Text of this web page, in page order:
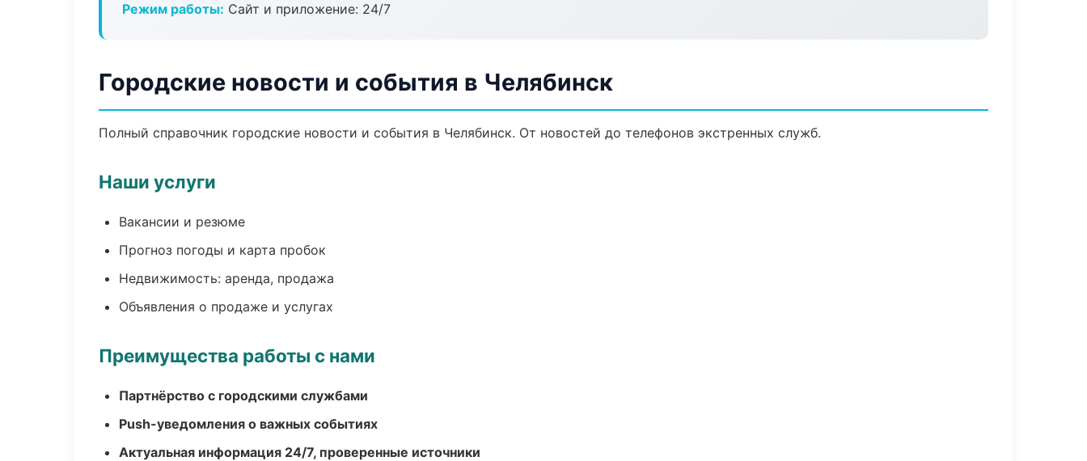
Режим работы: Сайт и приложение: 24/7
Городские новости и события в Челябинск
Полный справочник городские новости и события в Челябинск. От новостей до телефонов экстренных служб.
Наши услуги
Вакансии и резюме
Прогноз погоды и карта пробок
Недвижимость: аренда, продажа
Объявления о продаже и услугах
Преимущества работы с нами
Партнёрство с городскими службами
Push-уведомления о важных событиях
Актуальная информация 24/7, проверенные источники